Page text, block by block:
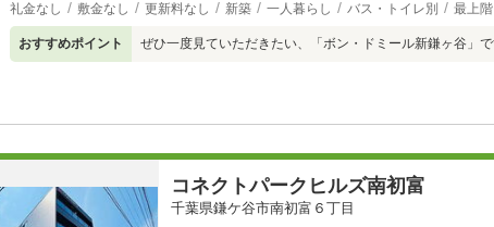
礼金なし 敷金なし 更新料なし 新築 一人暮らし バス・トイレ別 最上階
おすすめポイント ぜひ一度見ていただきたい、「ボン・ドミール新鎌ヶ谷」
コネクトパークヒルズ南初富
千葉県鎌ケ谷市南初富６丁目